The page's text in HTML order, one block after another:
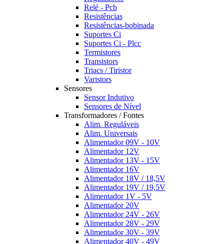
Relé - Pcb
Resistências
Resistências-bobinada
Suportes Ci
Suportes Ci - Plcc
Termistores
Transistors
Triacs / Tiristor
Varistors
Sensores
Sensor Indutivo
Sensores de Nível
Transformadores / Fontes
Alim. Reguláveis
Alim. Universais
Alimentador 09V - 10V
Alimentador 12V
Alimentador 13V - 15V
Alimentador 16V
Alimentador 18V / 18,5V
Alimentador 19V / 19,5V
Alimentador 1V - 5V
Alimentador 20V
Alimentador 24V - 26V
Alimentador 28V - 29V
Alimentador 30V - 39V
Alimentador 40V - 49V